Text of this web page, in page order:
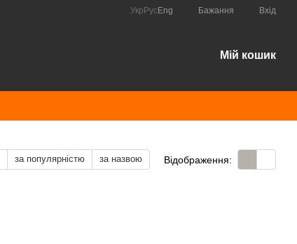
Укр РусEng Бажання Вхід
Мій кошик
за популярністю за назвою Відображення: